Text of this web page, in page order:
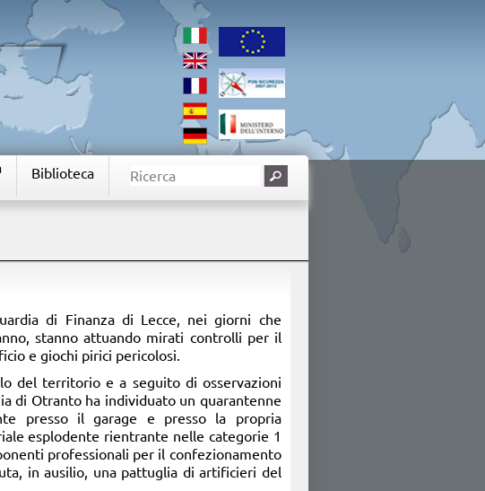
Biblioteca
di Finanza di Lecce, nei giorni che
stanno attuando mirati controlli per il
e giochi pirici pericolosi.
del territorio e a seguito di osservazioni
di Otranto ha individuato un quarantenne
presso il garage e presso la propria
esplodente rientrante nelle categorie 1
professionali per il confezionamento
in ausilio, una pattuglia di artificieri del